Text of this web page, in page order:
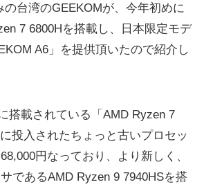
の台湾のGEEKOMが、今年初めに
7 6800Hを搭載し、日本限定モデ
A6」を提供頂いたので紹介し
搭載されている「AMD Ryzen 7
投入されたちょっと古いプロセッ
円なっており、より新しく、
であるAMD Ryzen 9 7940HSを搭